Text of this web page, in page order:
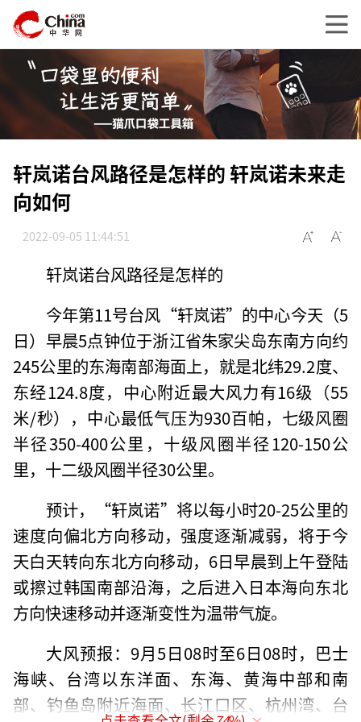
轩岚诺台风路径是怎样的 轩岚诺未来走
向如何
2022-09-05 11:44:51
轩岚诺台风路径是怎样的
今年第11号台风“轩岚诺”的中心今天（5
日）早晨5点钟位于浙江省朱家尖岛东南方向约
245公里的东海南部海面上，就是北纬29.2度、
东经124.8度，中心附近最大风力有16级（55
米/秒），中心最低气压为930百帕，七级风圈
半径350-400公里，十级风圈半径120-150公
里，十二级风圈半径30公里。
预计，“轩岚诺”将以每小时20-25公里的
速度向偏北方向移动，强度逐渐减弱，将于今
天白天转向东北方向移动，6日早晨到上午登陆
或擦过韩国南部沿海，之后进入日本海向东北
方向快速移动并逐渐变性为温带气旋。
大风预报：9月5日08时至6日08时，巴士
海峡、台湾以东洋面、东海、黄海中部和南
部、钓鱼岛附近海面、长江口区、杭州湾、台